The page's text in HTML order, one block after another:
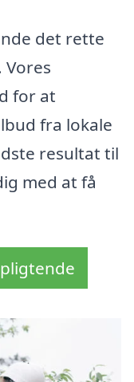
det rette
for at
fra lokale
resultat til
med at få